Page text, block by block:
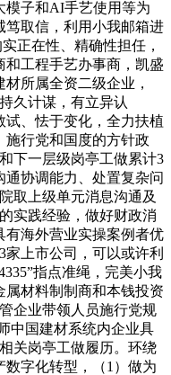
模子和AI手艺使用等为
笃取信，利用小我邮箱进
正在性、精确性担任，
和工程手艺办事商，凯盛
所属全资二级企业，
久计谋，有立异认
、怯于变化，全力扶植
行党和国度的方针政
下一层级岗亭工做累计3
协调能力、处置复杂问
取上级单元消息沟通及
实践经验，做好财政消
有海外营业实操案例者优
上市公司，可以或许利
指点准绳，完美小我
材料制制商和本钱投资
企业带领人员施行党规
中国建材系统内企业具
关岗亭工做履历。环绕
字化转型，（1）做为